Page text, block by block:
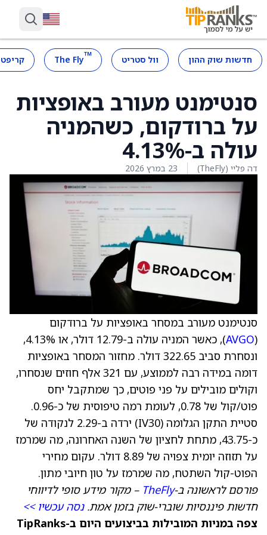
חדשות שוק ההון וול סטריט ™
The Fly
סנטימנט מעורב באופציות
על ברודקום, כשהמניה
עולה ב-4.13%
דה פליי (TheFly) 23 במרץ 2026
סנטימנט מעורב במסחר באופציות על ברודקום
(
AVGO
), כאשר המניה עולה ב-12.79 דולר, או 4.13%,
ונסחרת סביב 322.65 דולר. מחזור המסחר באופציות
דומה במידה רבה לממוצע, עם 321 אלף חוזים שנסחרו,
וקולים מובילים על פני פוטים, כך שמתקבל יחס
פוט/קול של 0.78, לעומת רמה טיפוסית של כ-0.96.
סטיית התקן הגלומה (IV30) ירדה ב-2.29 לנקודה של
כ-43.75, מתחת לחציון של השנה האחרונה, מה שמרמז
על תזוזה יומית צפויה של 8.89 דולר. עקום מחירי
הפוט-קול השתטח, מה שמרמז על טון חיובי מתון.
פורסם לראשונה ב-TheFly – מקור מידע סופי לדיווחי
חדשות פיננסיות שוברי-שוק בזמן אמת.נסה עכשיו >>
צפה במניות המובילות בביצועים היום ב-TipRanks